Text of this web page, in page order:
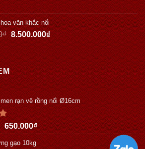
văn khắc nổi
₫ 8.500.000₫
rạn vẽ rồng nổi Ø16cm
650.000₫
gạo 10kg